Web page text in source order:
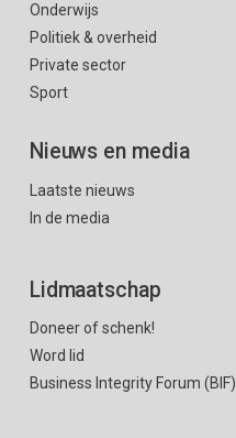
Onderwijs
Politiek & overheid
Private sector
Sport
Nieuws en media
Laatste nieuws
In de media
Lidmaatschap
Doneer of schenk!
Word lid
Business Integrity Forum (BIF)